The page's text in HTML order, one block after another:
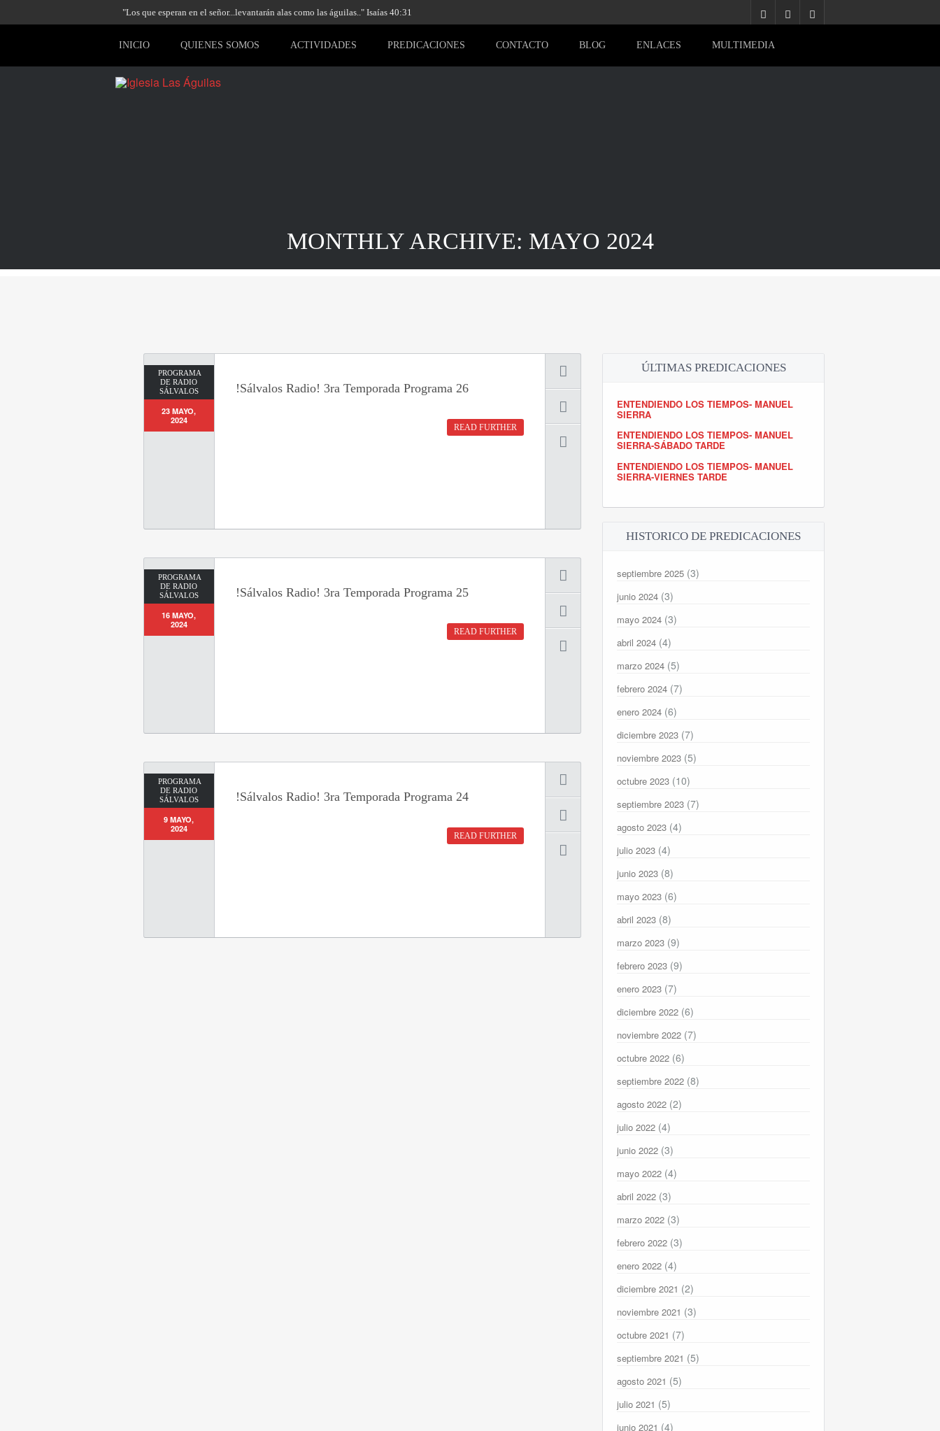
"Los que esperan en el señor...levantarán alas como las águilas.." Isaías 40:31
INICIO QUIENES SOMOS ACTIVIDADES PREDICACIONES CONTACTO BLOG ENLACES MULTIMEDIA
MONTHLY ARCHIVE: MAYO 2024
PROGRAMA
DE RADIO
SÁLVALOS
23 MAYO,
2024
!Sálvalos Radio! 3ra Temporada Programa 26
READ FURTHER
PROGRAMA
DE RADIO
SÁLVALOS
16 MAYO,
2024
!Sálvalos Radio! 3ra Temporada Programa 25
READ FURTHER
PROGRAMA
DE RADIO
SÁLVALOS
9 MAYO,
2024
!Sálvalos Radio! 3ra Temporada Programa 24
READ FURTHER
ÚLTIMAS PREDICACIONES
ENTENDIENDO LOS TIEMPOS- MANUEL
SIERRA
ENTENDIENDO LOS TIEMPOS- MANUEL
SIERRA-SÁBADO TARDE
ENTENDIENDO LOS TIEMPOS- MANUEL
SIERRA-VIERNES TARDE
HISTORICO DE PREDICACIONES
septiembre 2025 (3)
junio 2024 (3)
mayo 2024 (3)
abril 2024 (4)
marzo 2024 (5)
febrero 2024 (7)
enero 2024 (6)
diciembre 2023 (7)
noviembre 2023 (5)
octubre 2023 (10)
septiembre 2023 (7)
agosto 2023 (4)
julio 2023 (4)
junio 2023 (8)
mayo 2023 (6)
abril 2023 (8)
marzo 2023 (9)
febrero 2023 (9)
enero 2023 (7)
diciembre 2022 (6)
noviembre 2022 (7)
octubre 2022 (6)
septiembre 2022 (8)
agosto 2022 (2)
julio 2022 (4)
junio 2022 (3)
mayo 2022 (4)
abril 2022 (3)
marzo 2022 (3)
febrero 2022 (3)
enero 2022 (4)
diciembre 2021 (2)
noviembre 2021 (3)
octubre 2021 (7)
septiembre 2021 (5)
agosto 2021 (5)
julio 2021 (5)
junio 2021 (4)